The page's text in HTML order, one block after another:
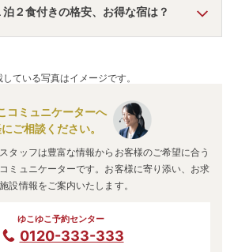
梅」・「東京・奥多摩温泉 おくたま
はとのす荘 」などの旅館・ホテルがおす
２食付きの格安、お得な宿は？
はとのす荘
泊先です。
ている写真はイメージです。
コミュニケーターへ
ご相談ください。
タッフは豊富な情報からお客様のご希望に合う
ミュニケーターです。お客様に寄り添い、お求
設情報をご案内いたします。
ゆこゆこ予約センター
0120-333-333